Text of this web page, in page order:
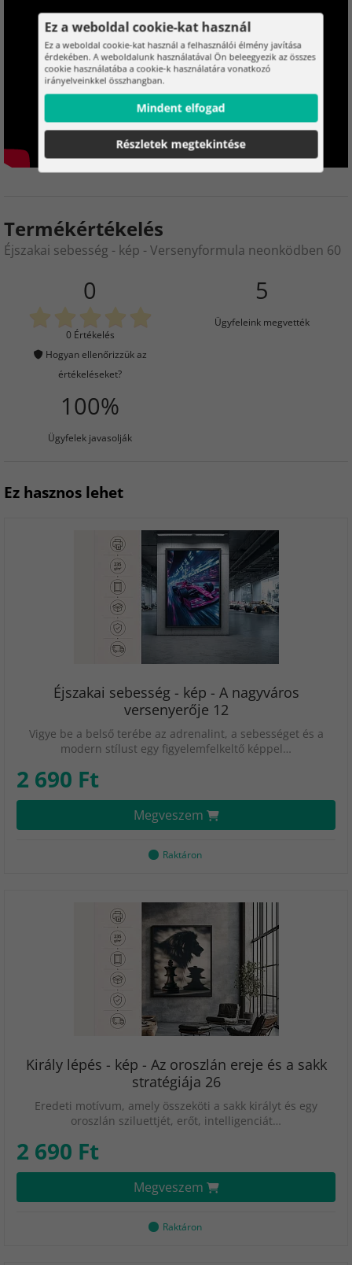
Termékértékelés
Éjszakai sebesség - kép - Versenyformula neonködben 60
0
0 Értékelés
Hogyan ellenőrizzük az
értékeléseket?
5
Ügyfeleink megvették
100%
Ügyfelek javasolják
Ez hasznos lehet
Éjszakai sebesség - kép - A nagyváros
versenyerője 12
Vigye be a belső terébe az adrenalint, a sebességet és a
modern stílust egy figyelemfelkeltő képpel…
2 690 Ft
Megveszem
Raktáron
Király lépés - kép - Az oroszlán ereje és a sakk
stratégiája 26
Eredeti motívum, amely összeköti a sakk királyt és egy
oroszlán sziluettjét, erőt, intelligenciát…
2 690 Ft
Megveszem
Raktáron
Ez a weboldal cookie-kat használ
Ez a weboldal cookie-kat használ a felhasználói élmény javítása
érdekében. A weboldalunk használatával Ön beleegyezik az összes
cookie használatába a cookie-k használatára vonatkozó
irányelveinkkel összhangban.
Mindent elfogad
Részletek megtekintése